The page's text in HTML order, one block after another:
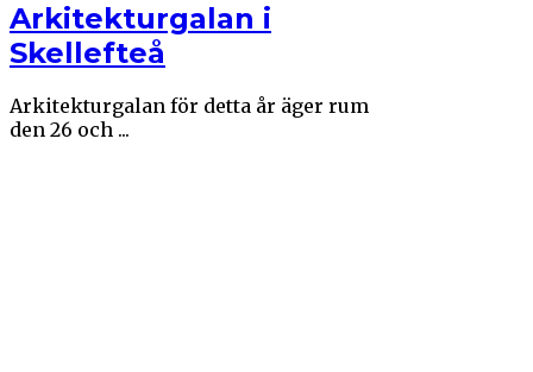
Arkitekturgalan i
Skellefteå
Arkitekturgalan för detta år äger rum
den 26 och ...